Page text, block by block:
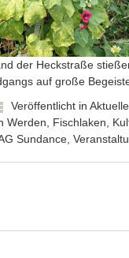
der Heckstraße
auf große
Veröffentlicht in
Werden, Fischlaken,
Sundance,